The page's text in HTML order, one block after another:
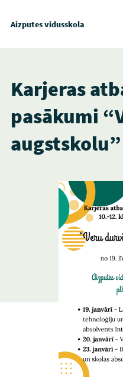
Aizputes vidusskola
Karjeras
pasākumi
augstskolu”